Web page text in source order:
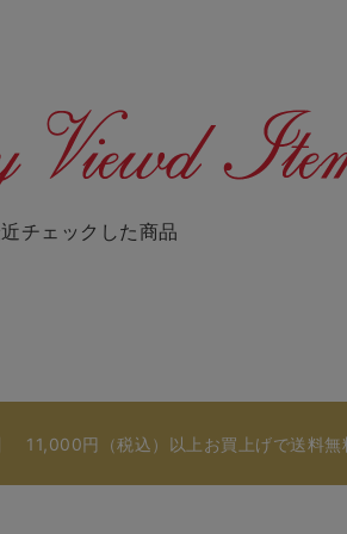
チェックした商品
11,000円（税込）以上お買上げで送料無